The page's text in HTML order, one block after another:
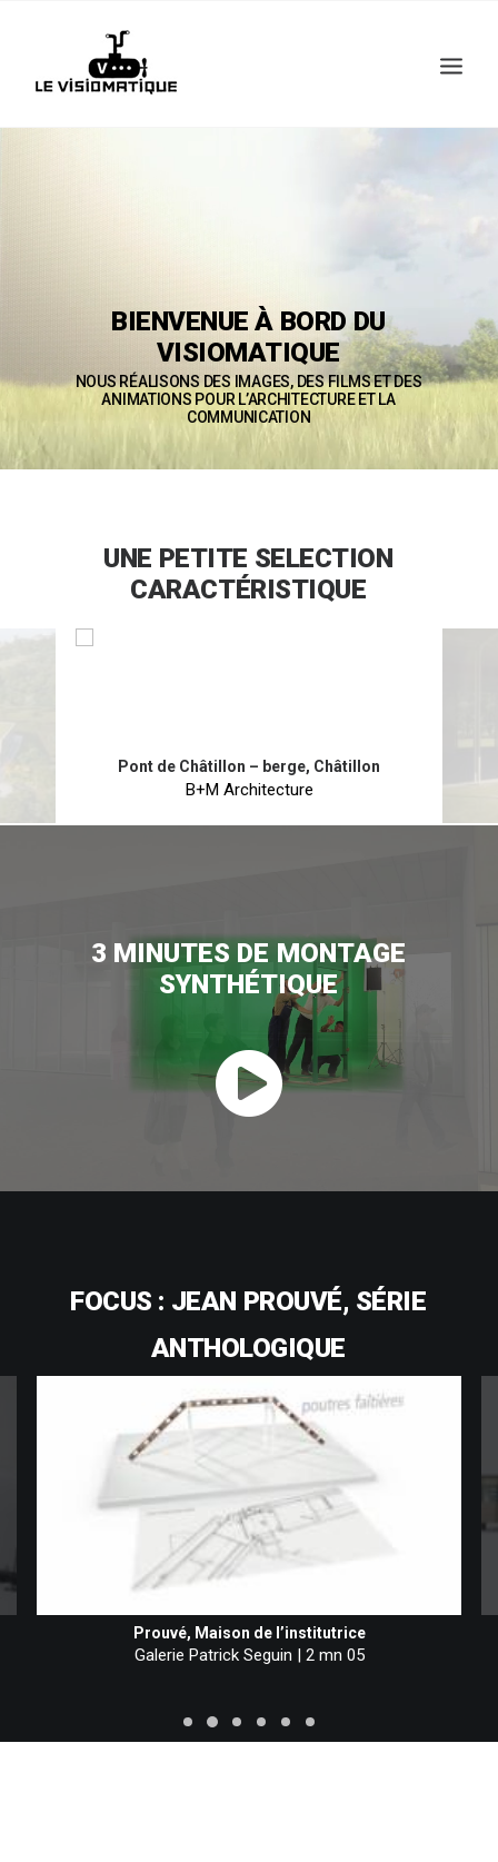
BIENVENUE À BORD DU
VISIOMATIQUE
NOUSRÉALISONS DES IMAGES, DESFILMSETDES
ANIMATIONS POUR L’ARCHITECTURE ETLA
COMMUNICATION
UNE PETITE SELECTION
CARACTÉRISTIQUE
Pont de Châtillon – berge, Châtillon
B+M Architecture
3 MINUTES DE MONTAGE
SYNTHÉTIQUE
FOCUS : JEAN PROUVÉ, SÉRIE
ANTHOLOGIQUE
Prouvé, Maison de l’institutrice
Galerie Patrick Seguin | 2 mn 05